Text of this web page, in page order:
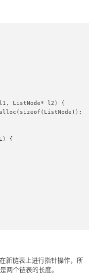
l1, ListNode* l2) {
新链表上进行指针操作，所
两个链表的长度。